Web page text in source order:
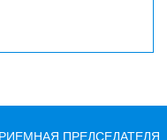
ПРЕДСЕДАТЕЛЯ